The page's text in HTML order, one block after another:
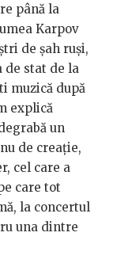
până la
Karpov
de șah ruși,
de stat de la
muzică după
explică
un
de creație,
cel care a
care tot
la concertul
una dintre